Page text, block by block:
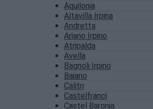
Aquilonia
Altavilla Irpina
Andretta
Ariano Irpino
Atripalda
Avella
Bagnoli Irpino
Baiano
Calitri
Castelfranci
Castel Baronia